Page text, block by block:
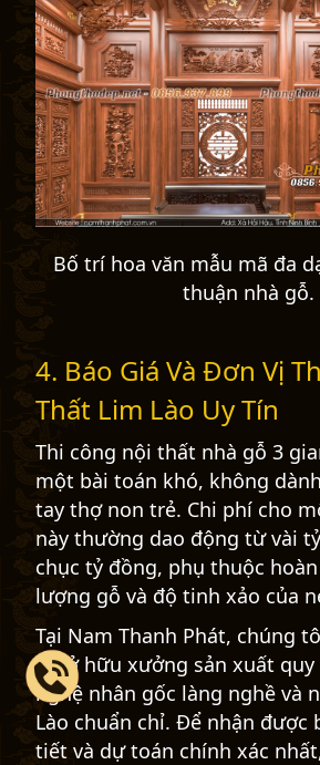
Bố trí hoa văn mẫu mã đa
thuận nhà gỗ.
4. Báo Giá Và Đơn Vị
Thất Lim Lào Uy Tín
Thi công nội thất nhà gỗ 3
một bài toán khó, không
tay thợ non trẻ. Chi phí cho
này thường dao động từ vài
chục tỷ đồng, phụ thuộc
lượng gỗ và độ tinh xảo của
Tại Nam Thanh Phát, chúng
vị sở hữu xưởng sản xuất
nghệ nhân gốc làng nghề và
Lào chuẩn chỉ. Để nhận được
tiết và dự toán chính xác